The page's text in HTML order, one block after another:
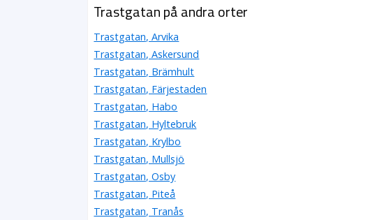
Trastgatan på andra orter
Trastgatan, Arvika
Trastgatan, Askersund
Trastgatan, Brämhult
Trastgatan, Färjestaden
Trastgatan, Habo
Trastgatan, Hyltebruk
Trastgatan, Krylbo
Trastgatan, Mullsjö
Trastgatan, Osby
Trastgatan, Piteå
Trastgatan, Tranås